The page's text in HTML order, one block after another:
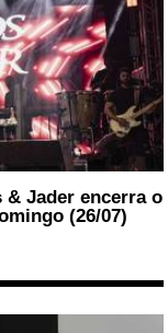
Jader encerra o
(26/07)